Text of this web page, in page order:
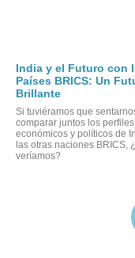
India y el Futuro con
Países BRICS: Un
Brillante
Si tuviéramos que
comparar juntos los perfiles
económicos y políticos de
las otras naciones BRICS,
veríamos?